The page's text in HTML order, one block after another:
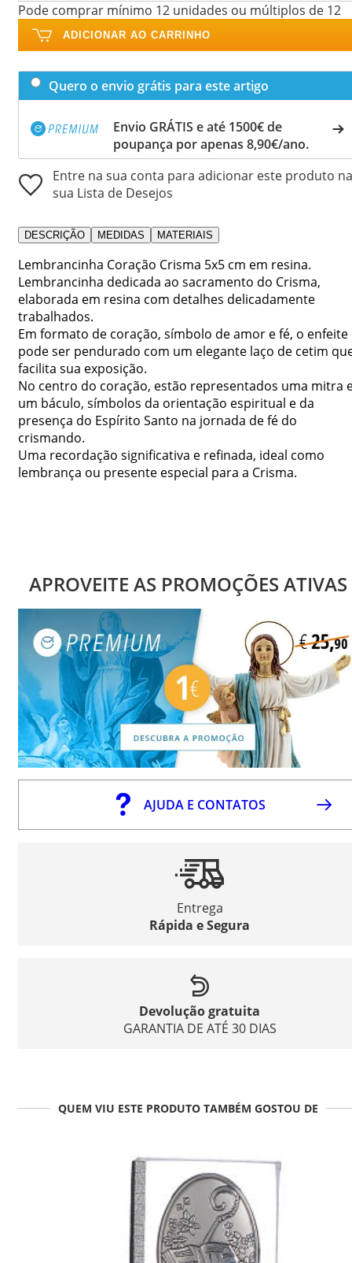
Pode comprar mínimo 12 unidades ou múltiplos de 12
ADICIONAR AO CARRINHO
Quero o envio grátis para este artigo
Envio GRÁTIS e até 1500€ de
poupança por apenas 8,90€/ano.
Entre na sua conta para adicionar este produto na
sua Lista de Desejos
DESCRIÇÃO MEDIDAS MATERIAIS
Lembrancinha Coração Crisma 5x5 cm em resina.
Lembrancinha dedicada ao sacramento do Crisma,
elaborada em resina com detalhes delicadamente
trabalhados.
Em formato de coração, símbolo de amor e fé, o enfeite
pode ser pendurado com um elegante laço de cetim
facilita sua exposição.
No centro do coração, estão representados uma mitra
um báculo, símbolos da orientação espiritual e da
presença do Espírito Santo na jornada de fé do
crismando.
Uma recordação significativa e refinada, ideal como
lembrança ou presente especial para a Crisma.
APROVEITE AS PROMOÇÕES ATIVAS
AJUDA E CONTATOS
Entrega
Rápida e Segura
Devolução gratuita
GARANTIA DE ATÉ 30 DIAS
QUEM VIU ESTE PRODUTO TAMBÉM GOSTOU DE